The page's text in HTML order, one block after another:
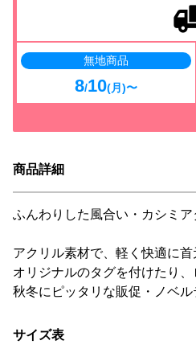
無地商品
8/10(月)〜
商品詳細
ふんわりした風合い・カシミ
アクリル素材で、軽く快適に首
オリジナルのタグを付けたり、
秋冬にピッタリな販促・ノベ
サイズ表